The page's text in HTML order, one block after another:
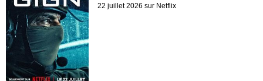
22 juillet 2026 sur Netflix